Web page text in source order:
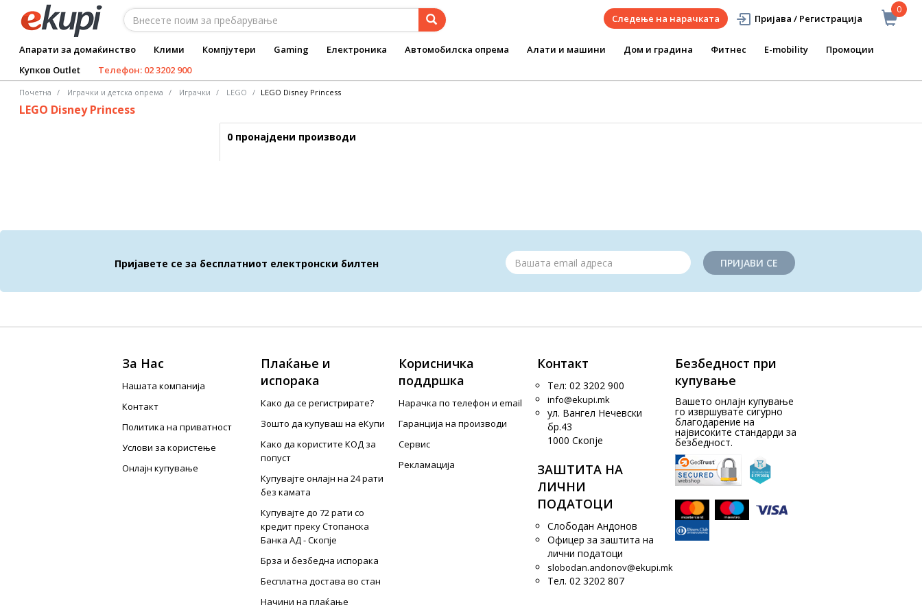
0
Следење на нарачката Пријава / Регистрација
Апарати за домаќинство Клими Компјутери Gaming Електроника Автомобилска опрема Алати и машини Дом и градина Фитнес E-mobility
Промоции
Купков Outlet
Телефон: 02 3202 900
Почетна Играчки и детска опрема Играчки LEGO LEGO Disney Princess
LEGO Disney Princess
0 пронајдени производи
Пријавете се за бесплатниот електронски билтен ПРИЈАВИ СЕ
За Нас
Нашата компанија
Контакт
Политика на приватност
Услови за користење
Онлајн купување
Плаќање и
испорака
Како да се регистрирате?
Зошто да купуваш на еКупи
Како да користите КОД за
попуст
Купувајте онлајн на 24 рати
без камата
Купувајте до 72 рати со
кредит преку Стопанска
Банка АД - Скопје
Брза и безбедна испорака
Бесплатна достава во стан
Начини на плаќање
Корисничка
поддршка
Нарачка по телефон и еmail
Гаранција на производи
Сервис
Рекламација
Контакт
Тел: 02 3202 900
info@ekupi.mk
ул. Вангел Нечевски
бр.43
1000 Скопје
ЗАШТИТА НА
ЛИЧНИ
ПОДАТОЦИ
Слободан Андонов
Офицер за заштита на
лични податоци
slobodan.andonov@ekupi.mk
Тел. 02 3202 807
Безбедност при
купување
Вашето онлајн купување
го извршувате сигурно
благодарение на
највисоките стандарди за
безбедност.